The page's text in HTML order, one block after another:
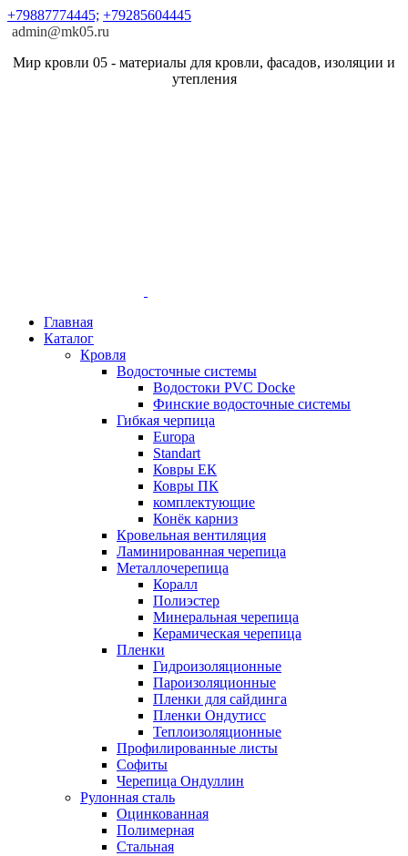
+79887774445; +79285604445
admin@mk05.ru
Мир кровли 05 - материалы для кровли, фасадов, изоляции и
утепления
Главная
Каталог
Кровля
Водосточные системы
Водостоки PVC Docke
Финские водосточные системы
Гибкая черпица
Europa
Standart
Ковры ЕК
Ковры ПК
комплектующие
Конёк карниз
Кровельная вентиляция
Ламинированная черепица
Металлочерепица
Коралл
Полиэстер
Минеральная черепица
Керамическая черепица
Пленки
Гидроизоляционные
Пароизоляционные
Пленки для сайдинга
Пленки Ондутисс
Теплоизоляционные
Профилированные листы
Софиты
Черепица Ондуллин
Рулонная сталь
Оцинкованная
Полимерная
Стальная